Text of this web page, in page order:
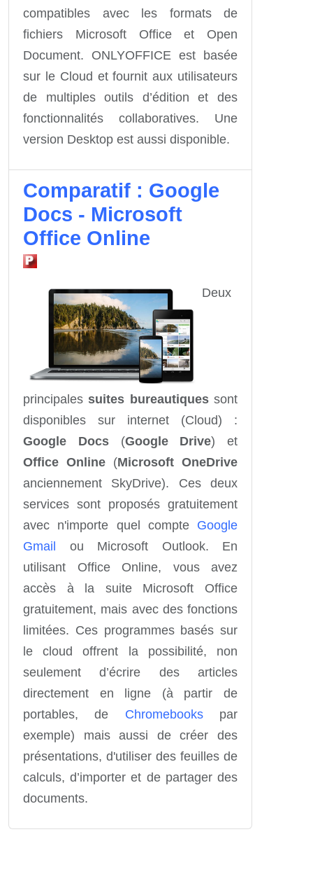
compatibles avec les formats de
fichiers Microsoft Office et Open
Document. ONLYOFFICE est basée
sur le Cloud et fournit aux utilisateurs
de multiples outils d’édition et des
fonctionnalités collaboratives. Une
version Desktop est aussi disponible.
Comparatif : Google
Docs - Microsoft
Office Online
Deux
principalessuites bureautiquessont
disponibles sur internet (Cloud) :
Google Docs(Google Drive) et
Office Online (Microsoft OneDrive
anciennement SkyDrive). Ces deux
services sont proposés gratuitement
avec n'importe quel compte Google
Gmail ou Microsoft Outlook. En
utilisant Office Online, vous avez
accès à la suite Microsoft Office
gratuitement, mais avec des fonctions
limitées. Ces programmes basés sur
le cloud offrent la possibilité, non
seulement d’écrire des articles
directement en ligne (à partir de
portables, de Chromebookspar
exemple) mais aussi de créer des
présentations, d'utiliser des feuilles de
calculs, d’importer et de partager des
documents.